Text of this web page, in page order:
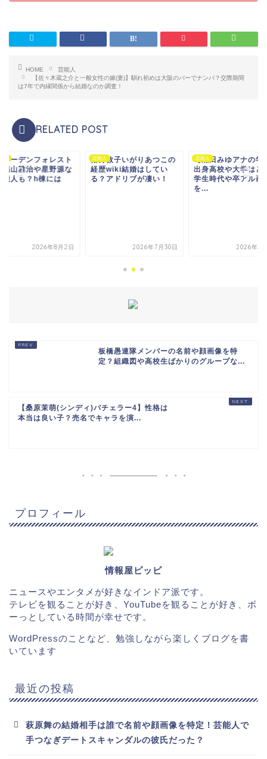
HOME
芸能人
【佐々木蔵之介と一般女性の嫁(妻)】馴れ初めは大阪のバーでナンパ？交際期間
は7年で内縁関係から結婚なのか調査！
RELATED POST
ガーデンフォレスト
福山雅治や星野源な
能人も？h棟には
2026年8月2日
芸能人
猪狩敦子いがりあつこの
経歴wiki結婚はしてい
る？アドリブが凄い！
2026年7月30日
芸能人
【黒田みゆアナの学
出身高校や大学はど
学生時代や卒アル画
を...
2026年7
板橋愚連隊メンバーの名前や顔画像を特
定？組織図や高校生ばかりのグループな...
【桑原茉萌(シンディ)バチェラー4】性格は
本当は良い子？売名でキャラを演...
プロフィール
情報屋ピッピ
ニュースやエンタメが好きなインドア派です。
テレビを観ることが好き、YouTubeを観ることが好き、ボ
ーっとしている時間が幸せです。
WordPressのことなど、勉強しながら楽しくブログを書
いています
最近の投稿
萩原舞の結婚相手は誰で名前や顔画像を特定！芸能人で
手つなぎデートスキャンダルの彼氏だった？